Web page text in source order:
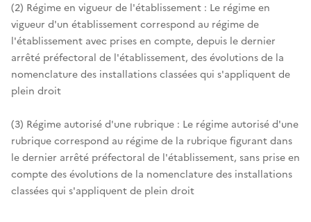
(2) Régime en vigueur de l'établissement : Le régime en
vigueur d'un établissement correspond au régime de
l'établissement avec prises en compte, depuis le dernier
arrêté préfectoral de l'établissement, des évolutions de la
nomenclature des installations classées qui s'appliquent de
plein droit
(3) Régime autorisé d'une rubrique : Le régime autorisé d'une
rubrique correspond au régime de la rubrique figurant dans
le dernier arrêté préfectoral de l'établissement, sans prise en
compte des évolutions de la nomenclature des installations
classées qui s'appliquent de plein droit